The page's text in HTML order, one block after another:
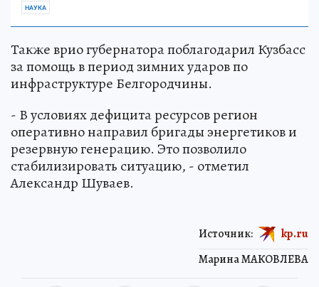
НАУКА
Также врио губернатора поблагодарил Кузбасс
за помощь в период зимних ударов по
инфраструктуре Белгородчины.
- В условиях дефицита ресурсов регион
оперативно направил бригады энергетиков и
резервную генерацию. Это позволило
стабилизировать ситуацию, - отметил
Александр Шуваев.
Марина МАКОВЛЕВА
Источник: kp.ru